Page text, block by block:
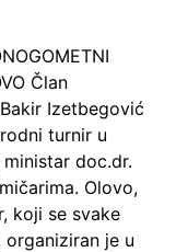
Član
Izetbegović
turnir u
ministar doc.dr.
Olovo,
koji se svake
je u